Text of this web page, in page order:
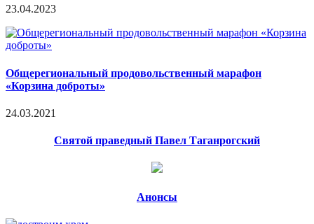
23.04.2023
Общерегиональный продовольственный марафон
«Корзина доброты»
24.03.2021
Святой праведный Павел Таганрогский
Анонсы